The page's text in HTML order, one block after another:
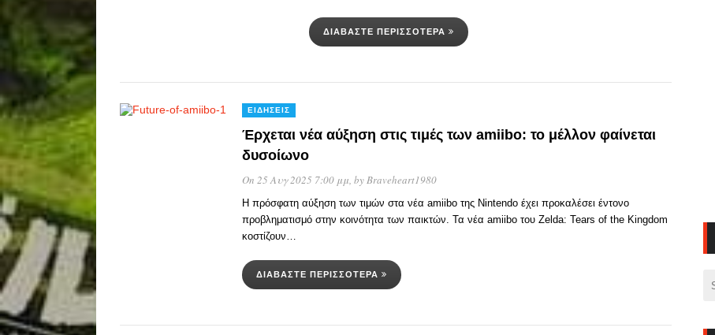
ΔΙΑΒΆΣΤΕ ΠΕΡΙΣΣΌΤΕΡΑ
ΕΙΔΉΣΕΙΣ
Έρχεται νέα αύξηση στις τιμές των amiibo: το μέλλον φαίνεται
δυσοίωνο
On 25 Αυγ 2025 7:00 μμ, byBraveheart1980
Η πρόσφατη αύξηση των τιμών στα νέα amiibo της Nintendo έχει προκαλέσει έντονο
προβληματισμό στην κοινότητα των παικτών. Τα νέα amiibo του Zelda: Tears of the Kingdom
κοστίζουν…
ΔΙΑΒΆΣΤΕ ΠΕΡΙΣΣΌΤΕΡΑ